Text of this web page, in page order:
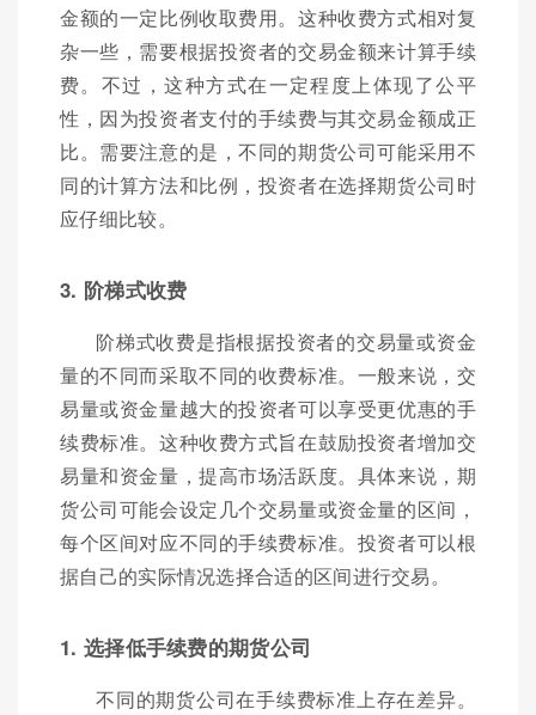
金额的一定比例收取费用。这种收费方式相对复
杂一些，需要根据投资者的交易金额来计算手续
费。不过，这种方式在一定程度上体现了公平
性，因为投资者支付的手续费与其交易金额成正
比。需要注意的是，不同的期货公司可能采用不
同的计算方法和比例，投资者在选择期货公司时
应仔细比较。
3. 阶梯式收费
阶梯式收费是指根据投资者的交易量或资金
量的不同而采取不同的收费标准。一般来说，交
易量或资金量越大的投资者可以享受更优惠的手
续费标准。这种收费方式旨在鼓励投资者增加交
易量和资金量，提高市场活跃度。具体来说，期
货公司可能会设定几个交易量或资金量的区间，
每个区间对应不同的手续费标准。投资者可以根
据自己的实际情况选择合适的区间进行交易。
1. 选择低手续费的期货公司
不同的期货公司在手续费标准上存在差异。